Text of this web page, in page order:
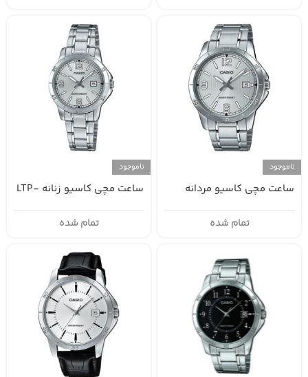
ناموجود
ساعت مچی کاسیو مردانه
تمام شده
ناموجود
ساعت مچی کاسیو زنانه LTP-
تمام شده